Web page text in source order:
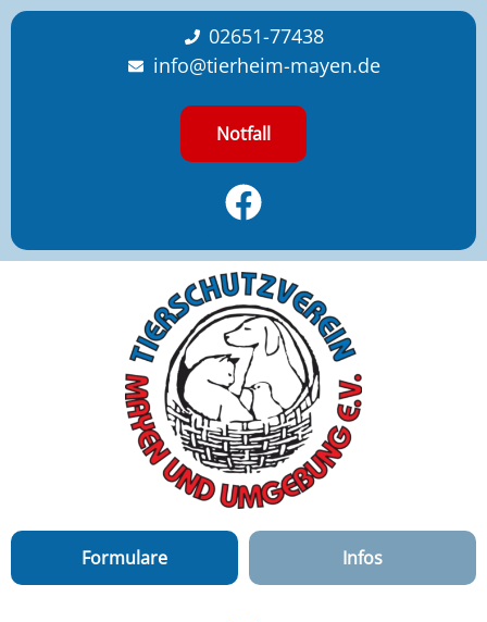
content
02651-77438
info@tierheim-mayen.de
Notfall
Formulare Infos